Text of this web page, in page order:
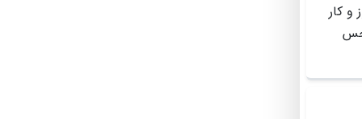
دبستان...همگی درجه ۱ دلسوز و کار
حس